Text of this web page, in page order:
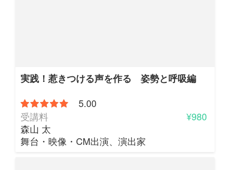
実践！惹きつける声を作る 姿勢と呼吸編
5.00
受講料
¥980
森山 太
舞台・映像・CM出演、演出家